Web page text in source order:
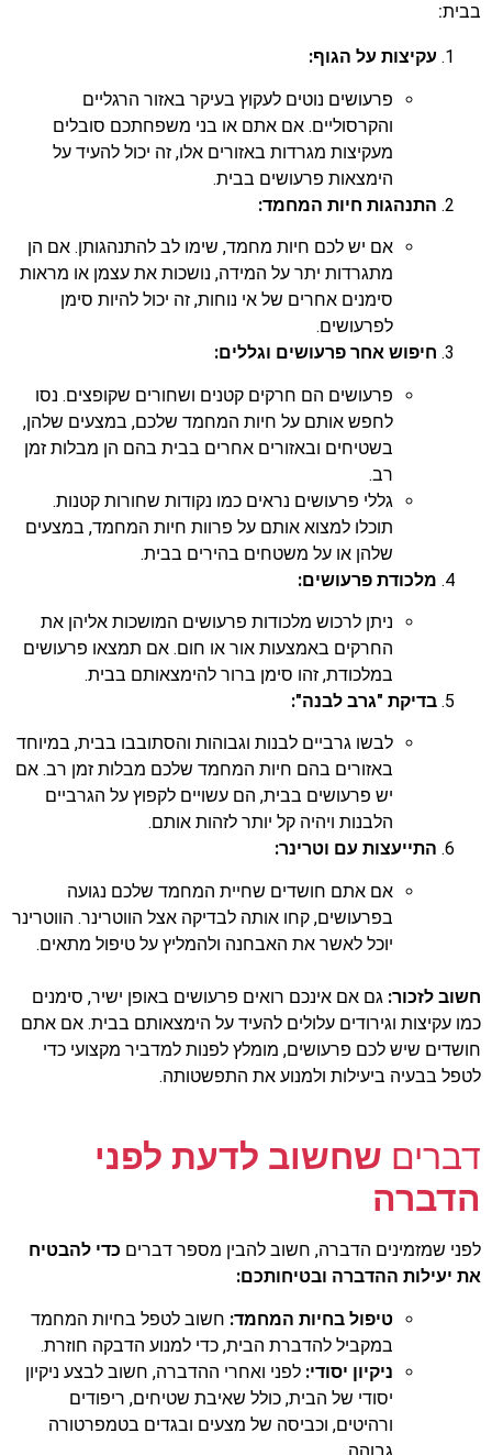
בבית:
עקיצות על הגוף:
פרעושים נוטים לעקוץ בעיקר באזור הרגליים
והקרסוליים. אם אתם או בני משפחתכם סובלים
מעקיצות מגרדות באזורים אלו, זה יכול להעיד על
הימצאות פרעושים בבית.
התנהגות חיות המחמד:
אם יש לכם חיות מחמד, שימו לב להתנהגותן. אם הן
מתגרדות יתר על המידה, נושכות את עצמן או מראות
סימנים אחרים של אי נוחות, זה יכול להיות סימן
לפרעושים.
חיפוש אחר פרעושים וגללים:
פרעושים הם חרקים קטנים ושחורים שקופצים. נסו
לחפש אותם על חיות המחמד שלכם, במצעים שלהן,
בשטיחים ובאזורים אחרים בבית בהם הן מבלות זמן
רב.
גללי פרעושים נראים כמו נקודות שחורות קטנות.
תוכלו למצוא אותם על פרוות חיות המחמד, במצעים
שלהן או על משטחים בהירים בבית.
מלכודת פרעושים:
ניתן לרכוש מלכודות פרעושים המושכות אליהן את
החרקים באמצעות אור או חום. אם תמצאו פרעושים
במלכודת, זהו סימן ברור להימצאותם בבית.
בדיקת "גרב לבנה":
לבשו גרביים לבנות וגבוהות והסתובבו בבית, במיוחד
באזורים בהם חיות המחמד שלכם מבלות זמן רב. אם
יש פרעושים בבית, הם עשויים לקפוץ על הגרביים
הלבנות ויהיה קל יותר לזהות אותם.
התייעצות עם וטרינר:
אם אתם חושדים שחיית המחמד שלכם נגועה
בפרעושים, קחו אותה לבדיקה אצל הווטרינר. הווטרינר
יוכל לאשר את האבחנה ולהמליץ על טיפול מתאים.
חשוב לזכור: גם אם אינכם רואים פרעושים באופן ישיר, סימנים
כמו עקיצות וגירודים עלולים להעיד על הימצאותם בבית. אם אתם
חושדים שיש לכם פרעושים, מומלץ לפנות למדביר מקצועי כדי
לטפל בבעיה ביעילות ולמנוע את התפשטותה.
דברים שחשוב לדעת לפני
הדברה
לפני שמזמינים הדברה, חשוב להבין מספר דברים כדי להבטיח
את יעילות ההדברה ובטיחותכם:
טיפול בחיות המחמד: חשוב לטפל בחיות המחמד
במקביל להדברת הבית, כדי למנוע הדבקה חוזרת.
ניקיון יסודי: לפני ואחרי ההדברה, חשוב לבצע ניקיון
יסודי של הבית, כולל שאיבת שטיחים, ריפודים
ורהיטים, וכביסה של מצעים ובגדים בטמפרטורה
גבוהה.